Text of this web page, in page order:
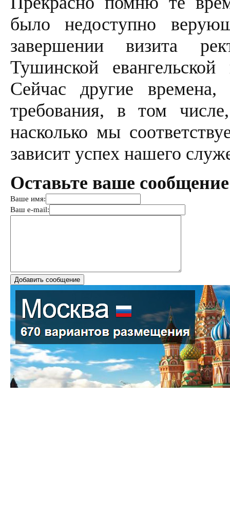
было недоступно
завершении визита
Тушинской
Сейчас другие
требования, в том
насколько мы
зависит успех нашего
Оставьте ваше
Ваше имя:
Ваш e-mail: